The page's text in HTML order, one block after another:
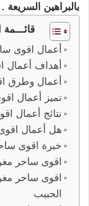
بالبراهين السريعة .
أعمال اقوى
أهداف أعمال
أعمال وطرق
تميز أعمال
نتائج أعمال
هل أعمال
خبرة اقوى
اقوى ساحر
اقوى ساحر
الحبيب